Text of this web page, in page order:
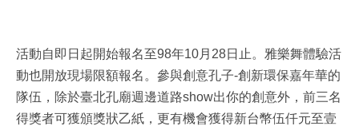
活動自即日起開始報名至98年10月28日止。雅樂舞體驗活
動也開放現場限額報名。參與創意孔子-創新環保嘉年華的
隊伍，除於臺北孔廟週邊道路show出你的創意外，前三名
得獎者可獲頒獎狀乙紙，更有機會獲得新台幣伍仟元至壹